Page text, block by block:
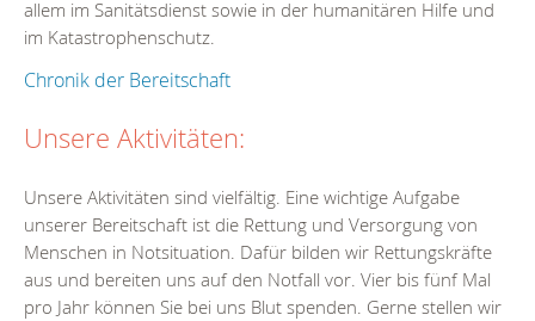
allem im Sanitätsdienst sowie in der humanitären Hilfe und
im Katastrophenschutz.
Chronik der Bereitschaft
Unsere Aktivitäten:
Unsere Aktivitäten sind vielfältig. Eine wichtige Aufgabe
unserer Bereitschaft ist die Rettung und Versorgung von
Menschen in Notsituation. Dafür bilden wir Rettungskräfte
aus und bereiten uns auf den Notfall vor. Vier bis fünf Mal
pro Jahr können Sie bei uns Blut spenden. Gerne stellen wir